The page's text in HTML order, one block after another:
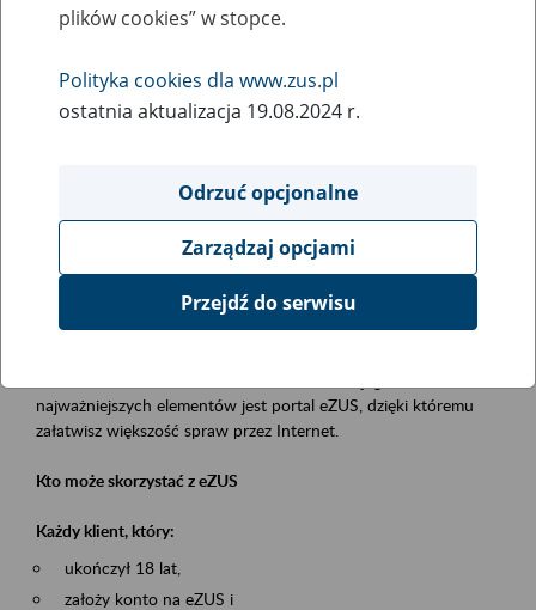
Rodzaj wydarzenia
Szkolenia
Obszar merytoryczny
obsługa klientów
Opis wydarzenia
Platforma Usług Elektronicznych eZUS
najważniejszych elementów jest portal eZUS, dzięki któremu
załatwisz większość spraw przez Internet.
Kto może skorzystać z eZUS
Każdy klient, który:
ukończył 18 lat,
założy konto na eZUS i
plików cookies” w stopce.
Polityka cookies dla www.zus.pl
ostatnia aktualizacja 19.08.2024 r.
Odrzuć opcjonalne
Zarządzaj opcjami
Przejdź do serwisu